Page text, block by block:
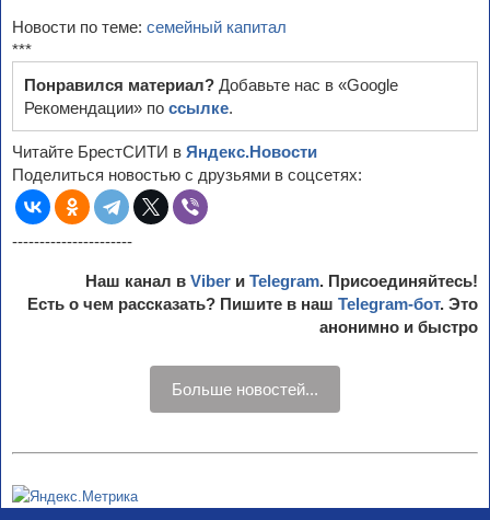
Новости по теме: семейный капитал
***
Понравился материал? Добавьте нас в «Google
Рекомендации» по ссылке.
Читайте БрестСИТИ в Яндекс.Новости
Поделиться новостью с друзьями в соцсетях:
----------------------
Наш канал в Viber и Telegram. Присоединяйтесь!
Есть о чем рассказать? Пишите в наш Telegram-бот. Это
анонимно и быстро
Больше новостей...